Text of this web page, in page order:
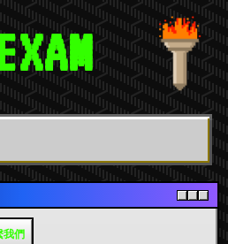
我們